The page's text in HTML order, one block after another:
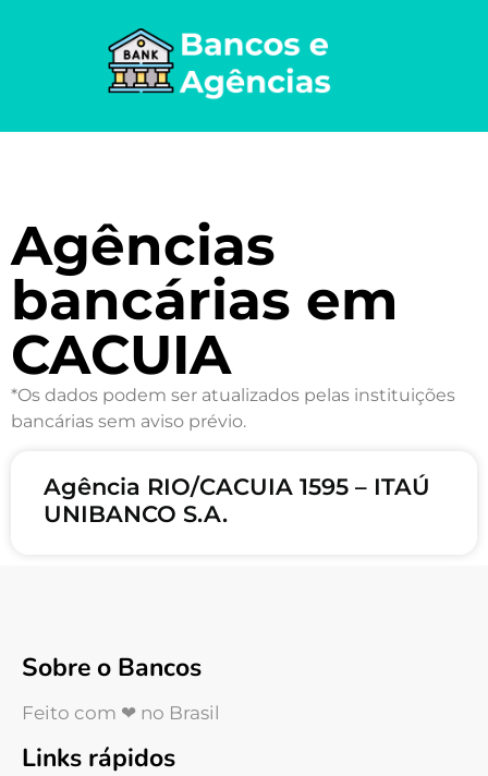
Agências
bancárias em
CACUIA
*Os dados podem ser atualizados pelas instituições
bancárias sem aviso prévio.
Agência RIO/CACUIA 1595 – ITAÚ
UNIBANCO S.A.
Sobre o Bancos
Feito com ❤ no Brasil
Links rápidos